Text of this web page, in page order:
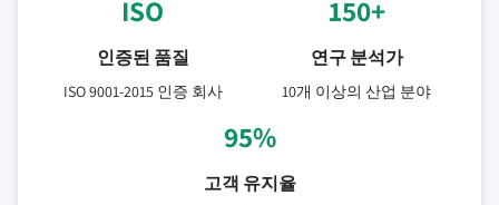
ISO
인증된 품질
ISO 9001-2015 인증 회사
150+
연구 분석가
10개 이상의 산업 분야
95%
고객 유지율